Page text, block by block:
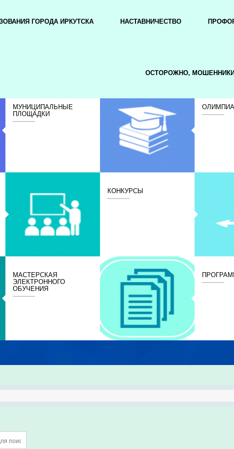
ГОРОДА ИРКУТСКА НАСТАВНИЧЕСТВО
ОСТОРОЖНО,
МУНИЦИПАЛЬНЫЕ
ПЛОЩАДКИ
КОНКУРСЫ
МАСТЕРСКАЯ
ЭЛЕКТРОННОГО
ОБУЧЕНИЯ